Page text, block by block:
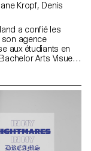
a confié les
son agence
aux étudiants en
Arts Visuels
du second
Le travail d’Iseult
sélectionné parmi
pour inaugurer ce